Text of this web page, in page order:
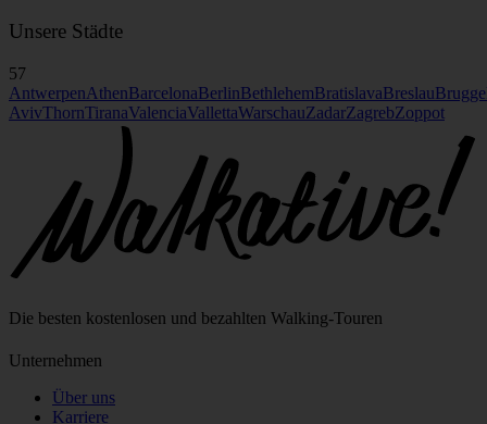
Unsere Städte
57
AntwerpenAthenBarcelonaBerlinBethlehemBratislavaBreslauBrugge
AvivThornTiranaValenciaVallettaWarschauZadarZagrebZoppot
Die besten kostenlosen und bezahlten Walking‑Touren
Unternehmen
Über uns
Karriere